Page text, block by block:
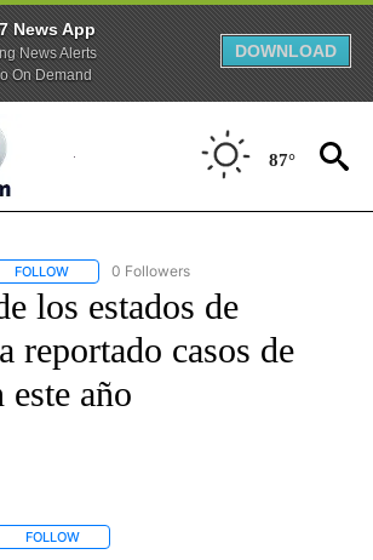
News App
News Alerts
On Demand
DOWNLOAD
87°
FOLLOW FOLLOW "CNN - SPANISH" TO RECEIVE
0 Followers
los estados de
reportado casos de
este año
FOLLOW